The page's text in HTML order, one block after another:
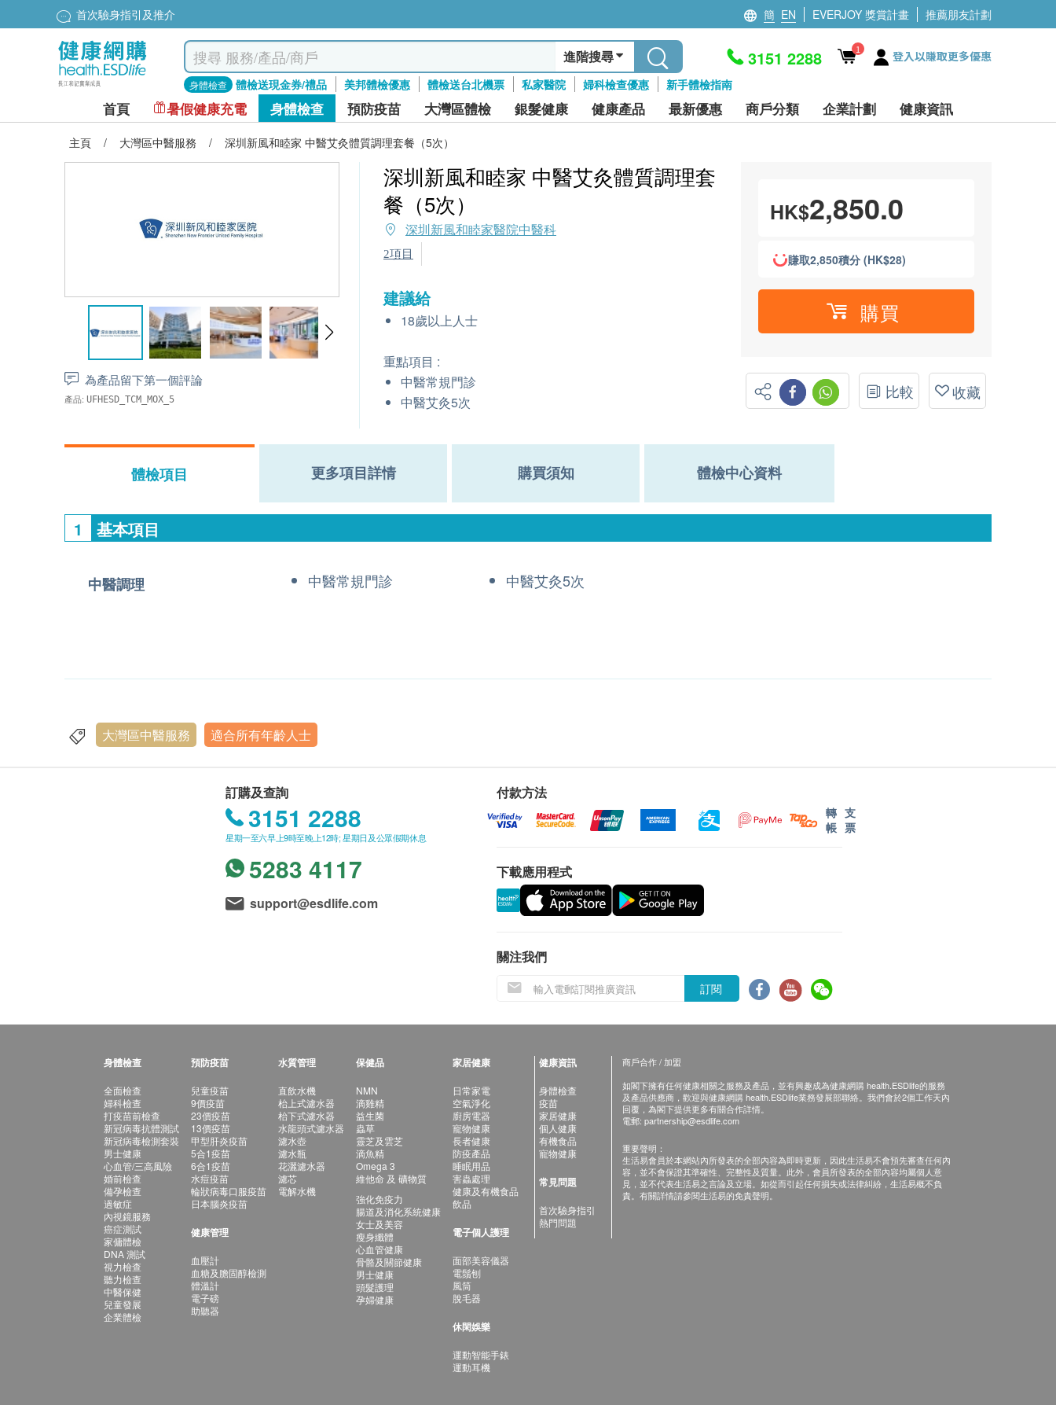
首次驗身指引及推介 簡 EN EVERJOY 獎賞計畫 推薦朋友計劃
進階搜尋
身體檢查 體檢送現金券/禮品 美邦體檢優惠 體檢送台北機票 私家醫院 婦科檢查優惠 新手體檢指南
3151 2288 1 登入以賺取更多優惠
首頁 暑假健康充電 身體檢查 預防疫苗 大灣區體檢 銀髮健康 健康產品 最新優惠 商戶分類 企業計劃 健康資訊
主頁 / 大灣區中醫服務 / 深圳新風和睦家 中醫艾灸體質調理套餐（5次）
為產品留下第一個評論
產品: UFHESD_TCM_MOX_5
深圳新風和睦家 中醫艾灸體質調理套
餐（5次）
深圳新風和睦家醫院中醫科
2項目
建議給
18歲以上人士
重點項目 :
中醫常規門診
中醫艾灸5次
HK$2,850.0
賺取2,850積分 (HK$28)
購買
比較 收藏
體檢項目 更多項目詳情 購買須知 體檢中心資料
1 基本項目
中醫調理 中醫常規門診 中醫艾灸5次
大灣區中醫服務 適合所有年齡人士
訂購及查詢
3151 2288
星期一至六早上9時至晚上12時; 星期日及公眾假期休息
5283 4117
support@esdlife.com
付款方法
轉
帳
支
票
下載應用程式
關注我們
訂閱
身體檢查
全面檢查
婦科檢查
打疫苗前檢查
新冠病毒抗體測試
新冠病毒檢測套裝
男士健康
心血管/三高風險
婚前檢查
備孕檢查
過敏症
內視鏡服務
癌症測試
家傭體檢
DNA 測試
視力檢查
聽力檢查
中醫保健
兒童發展
企業體檢
預防疫苗
兒童疫苗
9價疫苗
23價疫苗
13價疫苗
甲型肝炎疫苗
5合1疫苗
6合1疫苗
水痘疫苗
輪狀病毒口服疫苗
日本腦炎疫苗
健康管理
血壓計
血糖及膽固醇檢測
體溫計
電子磅
助聽器
水質管理
直飲水機
枱上式濾水器
枱下式濾水器
水龍頭式濾水器
濾水壺
濾水瓶
花灑濾水器
濾芯
電解水機
保健品
NMN
滴雞精
益生菌
蟲草
靈芝及雲芝
滴魚精
Omega 3
維他命 及 礦物質
強化免疫力
腸道及消化系統健康
女士及美容
瘦身纖體
心血管健康
骨骼及關節健康
男士健康
頭髮護理
孕婦健康
家居健康
日常家電
空氣淨化
廚房電器
寵物健康
長者健康
防疫產品
睡眠用品
害蟲處理
健康及有機食品
飲品
電子個人護理
面部美容儀器
電鬚刨
風筒
脫毛器
休閑娛樂
運動智能手錶
運動耳機
健康資訊
身體檢查
疫苗
家居健康
個人健康
有機食品
寵物健康
常見問題
首次驗身指引
熱門問題
商戶合作 / 加盟
如閣下擁有任何健康相關之服務及產品，並有興趣成為健康網購 health.ESDlife的服務
及產品供應商，歡迎與健康網購 health.ESDlife業務發展部聯絡。我們會於2個工作天內
回覆，為閣下提供更多有關合作詳情。
電郵: partnership@esdlife.com
重要聲明：
生活易會員於本網站內所發表的全部內容為即時更新，因此生活易不會預先審查任何內
容，並不會保證其準確性、完整性及質量。此外，會員所發表的全部內容均屬個人意
見，並不代表生活易之言論及立場。如從而引起任何損失或法律糾紛，生活易概不負
責。有關詳情請參閱生活易的免責聲明。